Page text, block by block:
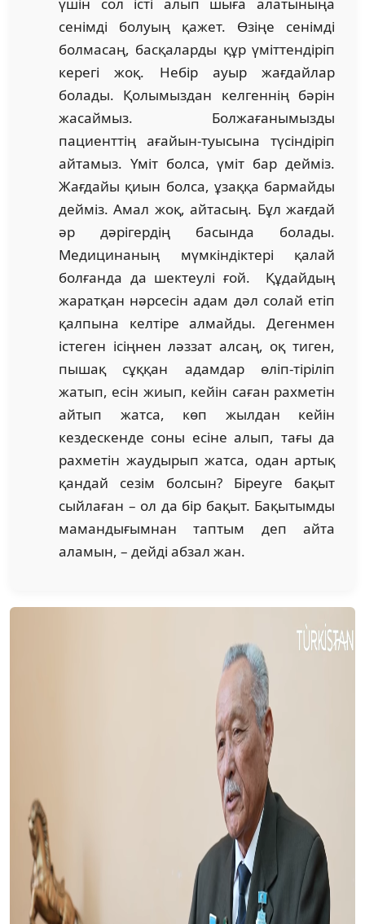
сенімді болуың қажет. Өзіңе сенімді
болмасаң, басқаларды құр үміттендіріп
керегі жоқ. Небір ауыр жағдайлар
болады. Қолымыздан келгеннің бәрін
жасаймыз. Болжағанымызды
пациенттің ағайын-туысына түсіндіріп
айтамыз. Үміт болса, үміт бар дейміз.
Жағдайы қиын болса, ұзаққа бармайды
дейміз. Амал жоқ, айтасың. Бұл жағдай
әр дәрігердің басында болады.
Медицинаның мүмкіндіктері қалай
болғанда да шектеулі ғой. Құдайдың
жаратқан нәрсесін адам дәл солай етіп
қалпына келтіре алмайды. Дегенмен
істеген ісіңнен ләззат алсаң, оқ тиген,
пышақ сұққан адамдар өліп-тіріліп
жатып, есін жиып, кейін саған рахметін
айтып жатса, көп жылдан кейін
кездескенде соны есіне алып, тағы да
рахметін жаудырып жатса, одан артық
қандай сезім болсын? Біреуге бақыт
сыйлаған – ол да бір бақыт. Бақытымды
мамандығымнан таптым деп айта
аламын, – дейді абзал жан.